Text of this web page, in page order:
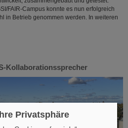
FAIR-Campus konnte es nun erfolgreich
in Betrieb genommen werden. In weiteren
Kollaborationssprecher
Privatsphäre